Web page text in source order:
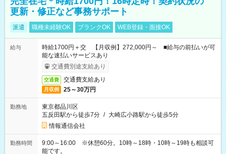
更新・修正など事務サポート
派遣 職種未経験OK ブランクOK WEB登録・面接OK
給与
時給1700円＋交 【月収例】272,000円～ ■給与の前払いが可
能な速払いサービスあり
交通費別途支給あり
交通費 交通費支給あり
月収例 25～30万円
勤務地
東京都品川区
五反田駅から徒歩7分 / 大崎広小路駅から徒歩5分
情報通信会社
勤務時間
9:00～16:00 ※休憩60分。10時～18時・10時～19時も相談可
能です。